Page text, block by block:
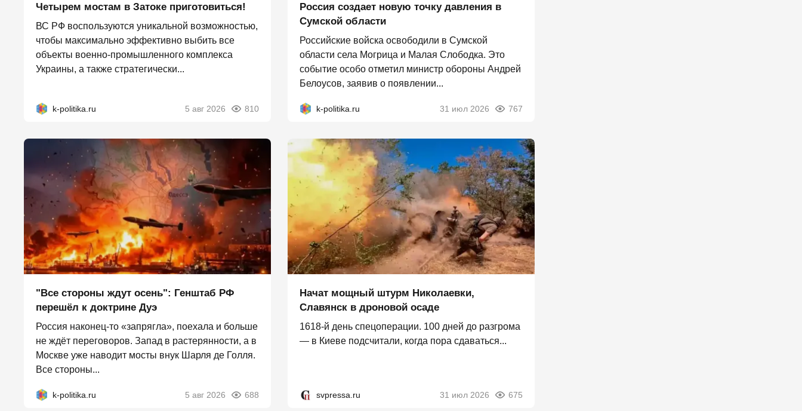
Четырем мостам в Затоке приготовиться!
ВС РФ воспользуются уникальной возможностью,
чтобы максимально эффективно выбить все
объекты военно-промышленного комплекса
Украины, а также стратегически...
k-politika.ru 5 авг 2026 810
Россия создает новую точку давления в
Сумской области
Российские войска освободили в Сумской
области села Могрица и Малая Слободка. Это
событие особо отметил министр обороны Андрей
Белоусов, заявив о появлении...
k-politika.ru 31 июл 2026 767
"Все стороны ждут осень": Генштаб РФ
перешёл к доктрине Дуэ
Россия наконец-то «запрягла», поехала и больше
не ждёт переговоров. Запад в растерянности, а в
Москве уже наводит мосты внук Шарля де Голля.
Все стороны...
k-politika.ru 5 авг 2026 688
Начат мощный штурм Николаевки,
Славянск в дроновой осаде
1618-й день спецоперации. 100 дней до разгрома
— в Киеве подсчитали, когда пора сдаваться...
svpressa.ru 31 июл 2026 675